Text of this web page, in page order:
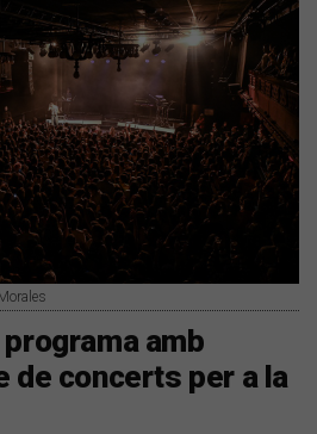
amb
de concerts per a la